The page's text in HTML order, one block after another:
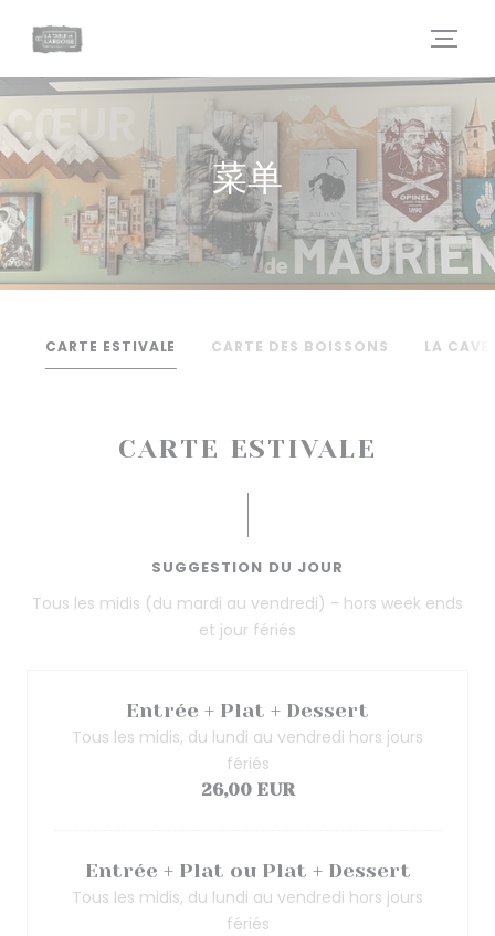
菜单
CARTE ESTIVALE CARTE DES BOISSONS LA CAVE
CARTE ESTIVALE
SUGGESTION DU JOUR
Tous les midis (du mardi au vendredi) - hors week ends
et jour fériés
Entrée + Plat + Dessert
Tous les midis, du lundi au vendredi hors jours
fériés
26,00 EUR
Entrée + Plat ou Plat + Dessert
Tous les midis, du lundi au vendredi hors jours
fériés